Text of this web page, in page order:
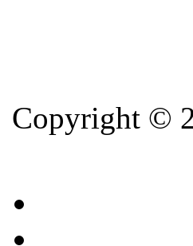
Copyright ©